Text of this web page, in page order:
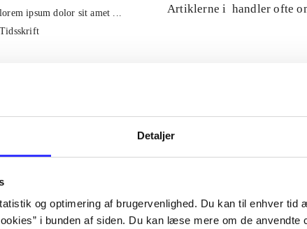
Detaljer
og optimering af brugervenlighed. Du kan til enhver
i bunden af siden. Du kan læse mere om de anvendte
lorem ipsum dolor sit amet ...
Tidsskrift
Artiklerne i handler ofte